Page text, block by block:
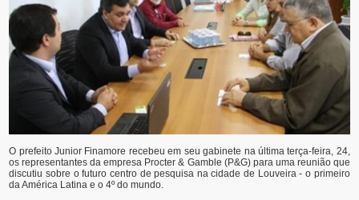
O prefeito Junior Finamore recebeu em seu gabinete na última terça-feira, 24,
os representantes da empresa Procter & Gamble (P&G) para uma reunião que
discutiu sobre o futuro centro de pesquisa na cidade de Louveira - o primeiro
da América Latina e o 4º do mundo.